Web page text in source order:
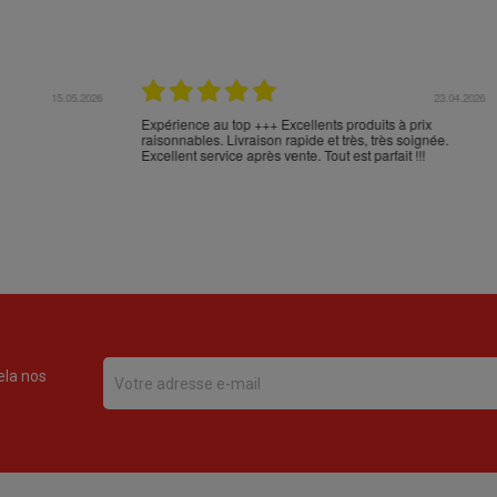
17.04.2026
et n'en
Comme d'habitude, excellent emballage, mais
aberrant de NOVA POST (versus FEDEX): Cabos de
Palos - Alicante - Barcelone - Milan - Nice - Monoblet
nos